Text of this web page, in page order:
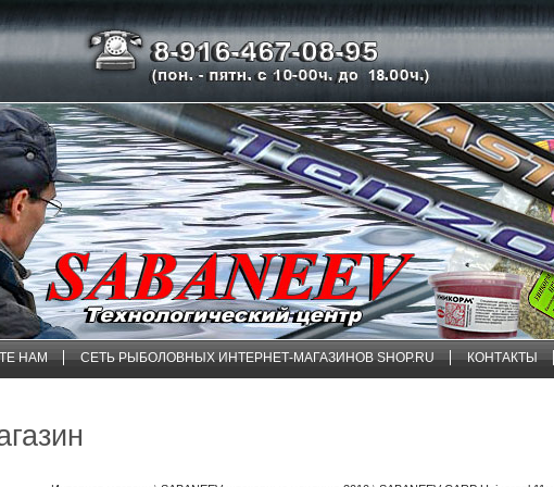
НАМ СЕТЬ РЫБОЛОВНЫХ ИНТЕРНЕТ-МАГАЗИНОВ SHOP.RU КОНТАКТЫ